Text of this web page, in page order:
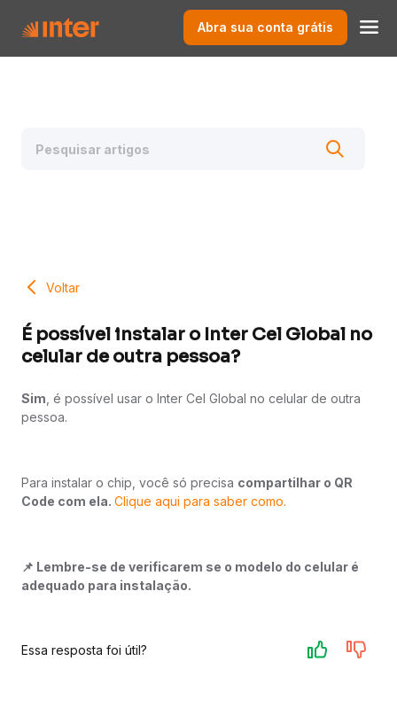
Abra sua conta grátis
Voltar
É possível instalar o Inter Cel Global no
celular de outra pessoa?
Sim , é possível usar o Inter Cel Global no celular de outra
pessoa.
Para instalar o chip, você só precisa compartilhar o QR
Code com ela. Clique aqui para saber como.
📌 Lembre-se de verificarem se o modelo do celular é
adequado para instalação.
Essa resposta foi útil?